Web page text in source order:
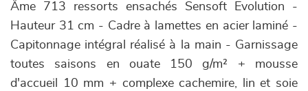
Âme 713 ressorts ensachés Sensoft Evolution -
Hauteur 31 cm - Cadre à lamettes en acier laminé -
Capitonnage intégral réalisé à la main - Garnissage
toutes saisons en ouate 150 g/m² + mousse
d'accueil 10 mm + complexe cachemire, lin et soie